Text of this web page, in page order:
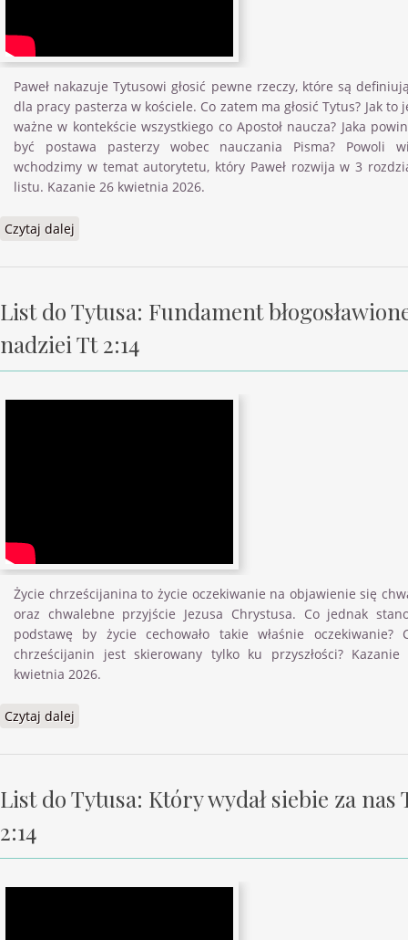
Paweł nakazuje Tytusowi głosić pewne rzeczy, które są
dla pracy pasterza w kościele. Co zatem ma głosić Tytus? Jak to
ważne w kontekście wszystkiego co Apostoł naucza? Jaka
być postawa pasterzy wobec nauczania Pisma? Powoli
wchodzimy w temat autorytetu, który Paweł rozwija w 3
listu. Kazanie 26 kwietnia 2026.
Czytaj dalej
List do Tytusa: Fundament
nadziei Tt 2:14
Życie chrześcijanina to życie oczekiwanie na objawienie się
oraz chwalebne przyjście Jezusa Chrystusa. Co jednak
podstawę by życie cechowało takie właśnie oczekiwanie?
chrześcijanin jest skierowany tylko ku przyszłości? Kazanie
kwietnia 2026.
Czytaj dalej
List do Tytusa: Który wydał siebie za nas
2:14